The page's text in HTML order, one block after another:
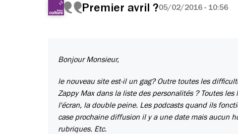
Premier avril ?05/02/2016 - 10:56
Bonjour Monsieur,
le nouveau site est-il un gag? Outre toutes les
Zappy Max dans la liste des personalités ? Toutes
l'écran, la double peine. Les podcasts quand ils
case prochaine diffusion il y a une date mais aucun
rubriques. Etc.